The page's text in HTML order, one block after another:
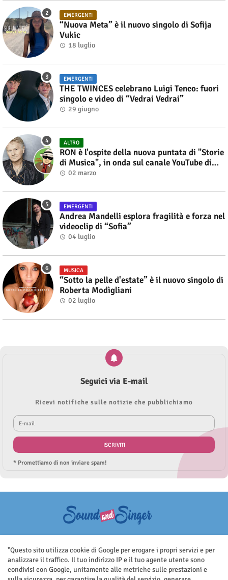
EMERGENTI
“Nuova Meta” è il nuovo singolo di Sofija
Vukic
18 luglio
EMERGENTI
THE TWINCES celebrano Luigi Tenco: fuori
singolo e video di “Vedrai Vedrai”
29 giugno
ALTRO
RON è l'ospite della nuova puntata di "Storie
di Musica", in onda sul canale YouTube di
Alberto Salerno
02 marzo
EMERGENTI
Andrea Mandelli esplora fragilità e forza nel
videoclip di “Sofia”
04 luglio
MUSICA
“Sotto la pelle d'estate” è il nuovo singolo di
Roberta Modìgliani
02 luglio
Seguici via E-mail
Ricevi notifiche sulle notizie che pubblichiamo
* Promettiamo di non inviare spam!
aggiornato senza nessuna periodicità. Non può pertanto considerarsi
un prodotto editoriale ai sensi della legge n.62 del 7.03.2001
"Questo sito utilizza cookie di Google per erogare i propri servizi e per
analizzare il traffico. Il tuo indirizzo IP e il tuo agente utente sono
condivisi con Google, unitamente alle metriche sulle prestazioni e